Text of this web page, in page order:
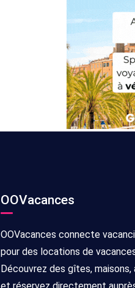
OOVacances
OOVacances connecte
pour des locations de
Découvrez des gîtes,
et réservez directement